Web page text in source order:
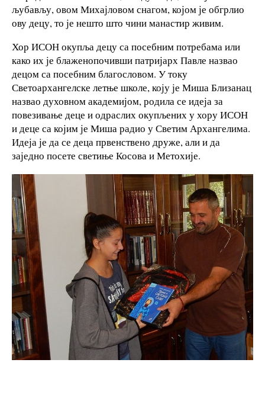
љубављу, овом Михајловом снагом, којом је обгрлио
ову децу, то је нешто што чини манастир живим.
Хор ИСОН окупља децу са посебним потребама или
како их је блаженопочивши патријарх Павле назвао
децом са посебним благословом. У току
Светоархангелске летње школе, коју је Миша Близанац
назвао духовном академијом, родила се идеја за
повезивање деце и одраслих окупљених у хору ИСОН
и деце са којим је Миша радио у Светим Архангелима.
Идеја је да се деца првенствено друже, али и да
заједно посете светиње Косова и Метохије.